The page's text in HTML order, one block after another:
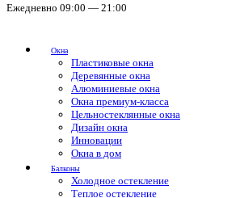
Ежедневно 09:00 — 21:00
Окна
Пластиковые окна
Деревянные окна
Алюминиевые окна
Окна премиум-класса
Цельностеклянные окна
Дизайн окна
Инновации
Окна в дом
Балконы
Холодное остекление
Теплое остекление